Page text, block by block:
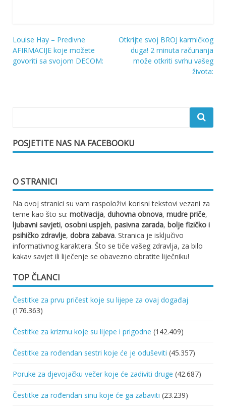
Navigacija
objava
Louise Hay – Predivne
AFIRMACIJE koje možete
govoriti sa svojom DECOM:
Otkrijte svoj BROJ karmičkog
duga! 2 minuta računanja
može otkriti svrhu vašeg
života:
POSJETITE NAS NA FACEBOOKU
O STRANICI
Na ovoj stranici su vam raspoloživi korisni tekstovi vezani za
teme kao što su: motivacija, duhovna obnova, mudre priče,
ljubavni savjeti, osobni uspjeh, pasivna zarada, bolje fizičko i
psihičko zdravlje, dobra zabava. Stranica je isključivo
informativnog karaktera. Što se tiče vašeg zdravlja, za bilo
kakav savjet ili liječenje se obavezno obratite liječniku!
TOP ČLANCI
Čestitke za prvu pričest koje su lijepe za ovaj događaj
(176.363)
Čestitke za krizmu koje su lijepe i prigodne (142.409)
Čestitke za rođendan sestri koje će je oduševiti (45.357)
Poruke za djevojačku večer koje će zadiviti druge (42.687)
Čestitke za rođendan sinu koje će ga zabaviti (23.239)